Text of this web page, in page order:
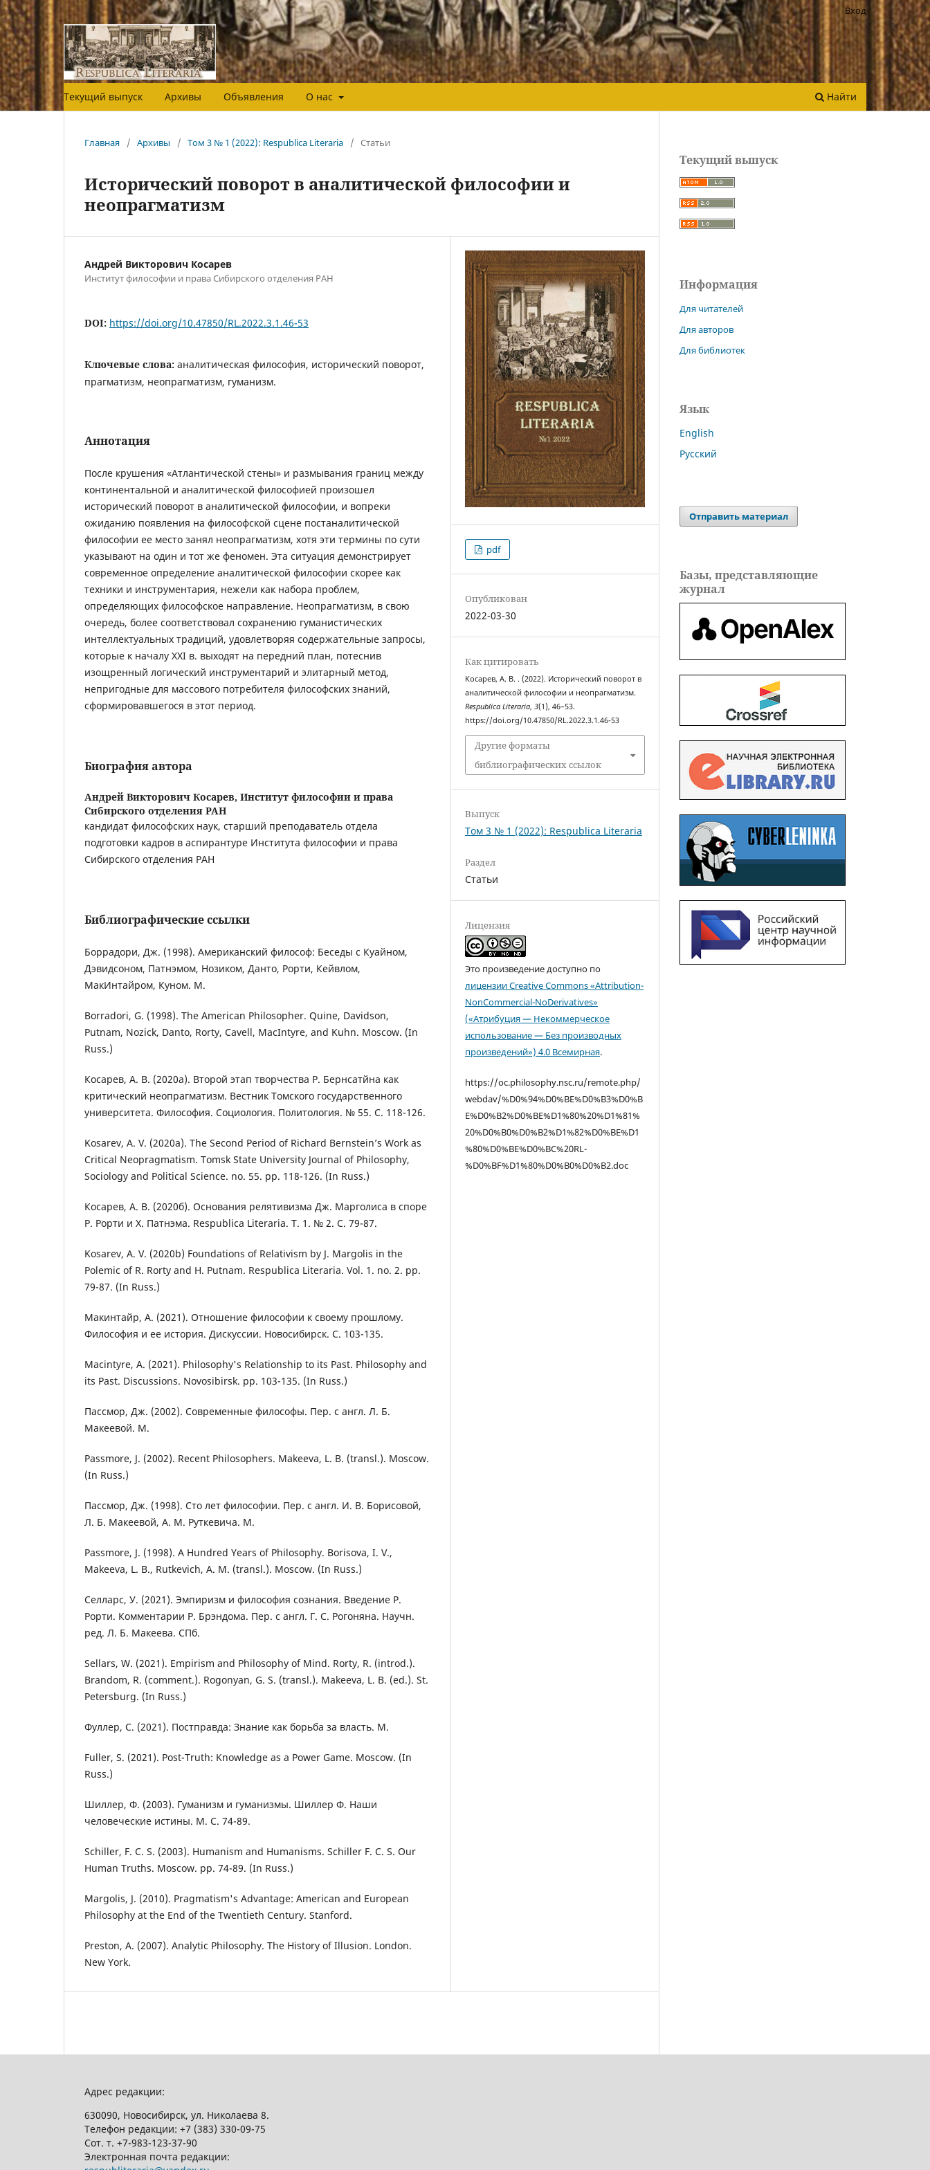
Текущий выпуск Архивы Объявления О нас Найти
Вход
Главная / Архивы / Том 3 № 1 (2022): Respublica Literaria / Статьи
Исторический поворот в аналитической философии и
неопрагматизм
Андрей Викторович Косарев
Институт философии и права Сибирского отделения РАН
DOI: https://doi.org/10.47850/RL.2022.3.1.46-53
Ключевые слова: аналитическая философия, исторический поворот,
прагматизм, неопрагматизм, гуманизм.
Аннотация
После крушения «Атлантической стены» и размывания границ между
континентальной и аналитической философией произошел
исторический поворот в аналитической философии, и вопреки
ожиданию появления на философской сцене постаналитической
философии ее место занял неопрагматизм, хотя эти термины по сути
указывают на один и тот же феномен. Эта ситуация демонстрирует
современное определение аналитической философии скорее как
техники и инструментария, нежели как набора проблем,
определяющих философское направление. Неопрагматизм, в свою
очередь, более соответствовал сохранению гуманистических
интеллектуальных традиций, удовлетворяя содержательные запросы,
которые к началу XXI в. выходят на передний план, потеснив
изощренный логический инструментарий и элитарный метод,
непригодные для массового потребителя философских знаний,
сформировавшегося в этот период.
Биография автора
Андрей Викторович Косарев, Институт философии и права
Сибирского отделения РАН
кандидат философских наук, старший преподаватель отдела
подготовки кадров в аспирантуре Института философии и права
Сибирского отделения РАН
Библиографические ссылки
Боррадори, Дж. (1998). Американский философ: Беседы с Куайном,
Дэвидсоном, Патнэмом, Нозиком, Данто, Рорти, Кейвлом,
МакИнтайром, Куном. М.
Borradori, G. (1998). The American Philosopher. Quine, Davidson,
Putnam, Nozick, Danto, Rorty, Cavell, MacIntyre, and Kuhn. Moscow. (In
Russ.)
Косарев, А. В. (2020a). Второй этап творчества Р. Бернсатйна как
критический неопрагматизм. Вестник Томского государственного
университета. Философия. Социология. Политология. № 55. С. 118-126.
Kosarev, A. V. (2020a). The Second Period of Richard Bernstein’s Work as
Critical Neopragmatism. Tomsk State University Journal of Philosophy,
Sociology and Political Science. no. 55. pp. 118-126. (In Russ.)
Косарев, А. В. (2020б). Основания релятивизма Дж. Марголиса в споре
Р. Рорти и Х. Патнэма. Respublica Literaria. Т. 1. № 2. С. 79-87.
Kosarev, A. V. (2020b) Foundations of Relativism by J. Margolis in the
Polemic of R. Rorty and H. Putnam. Respublica Literaria. Vol. 1. no. 2. pp.
79-87. (In Russ.)
Макинтайр, А. (2021). Отношение философии к своему прошлому.
Философия и ее история. Дискуссии. Новосибирск. С. 103-135.
Macintyre, A. (2021). Philosophy's Relationship to its Past. Philosophy and
its Past. Discussions. Novosibirsk. pp. 103-135. (In Russ.)
Пассмор, Дж. (2002). Современные философы. Пер. с англ. Л. Б.
Макеевой. М.
Passmore, J. (2002). Recent Philosophers. Makeeva, L. B. (transl.). Moscow.
(In Russ.)
Пассмор, Дж. (1998). Сто лет философии. Пер. с англ. И. В. Борисовой,
Л. Б. Макеевой, А. М. Руткевича. М.
Passmore, J. (1998). A Hundred Years of Philosophy. Borisova, I. V.,
Makeeva, L. B., Rutkevich, A. M. (transl.). Moscow. (In Russ.)
Селларс, У. (2021). Эмпиризм и философия сознания. Введение Р.
Рорти. Комментарии Р. Брэндома. Пер. с англ. Г. С. Рогоняна. Научн.
ред. Л. Б. Макеева. СПб.
Sellars, W. (2021). Empirism and Philosophy of Mind. Rorty, R. (introd.).
Brandom, R. (comment.). Rogonyan, G. S. (transl.). Makeeva, L. B. (ed.). St.
Petersburg. (In Russ.)
Фуллер, С. (2021). Постправда: Знание как борьба за власть. М.
Fuller, S. (2021). Post-Truth: Knowledge as a Power Game. Moscow. (In
Russ.)
Шиллер, Ф. (2003). Гуманизм и гуманизмы. Шиллер Ф. Наши
человеческие истины. М. С. 74-89.
Schiller, F. C. S. (2003). Humanism and Humanisms. Schiller F. C. S. Our
Human Truths. Moscow. pp. 74-89. (In Russ.)
Margolis, J. (2010). Pragmatism's Advantage: American and European
Philosophy at the End of the Twentieth Century. Stanford.
Preston, A. (2007). Analytic Philosophy. The History of Illusion. London.
New York.
pdf
Опубликован
2022-03-30
Как цитировать
Косарев, А. В. . (2022). Исторический поворот в
аналитической философии и неопрагматизм.
Respublica Literaria,3(1), 46–53.
https://doi.org/10.47850/RL.2022.3.1.46-53
Другие форматы
библиографических ссылок
Выпуск
Том 3 № 1 (2022): Respublica Literaria
Раздел
Статьи
Лицензия
Это произведение доступно по
лицензии Creative Commons «Attribution-
NonCommercial-NoDerivatives»
(«Атрибуция — Некоммерческое
использование — Без производных
произведений») 4.0 Всемирная.
https://oc.philosophy.nsc.ru/remote.php/
webdav/%D0%94%D0%BE%D0%B3%D0%B
E%D0%B2%D0%BE%D1%80%20%D1%81%
20%D0%B0%D0%B2%D1%82%D0%BE%D1
%80%D0%BE%D0%BC%20RL-
%D0%BF%D1%80%D0%B0%D0%B2.doc
Текущий выпуск
Информация
Для читателей
Для авторов
Для библиотек
Язык
English
Русский
Отправить материал
Базы, представляющие
журнал
Адрес редакции:
630090, Новосибирск, ул. Николаева 8.
Телефон редакции: +7 (383) 330-09-75
Сот. т. +7-983-123-37-90
Электронная почта редакции: